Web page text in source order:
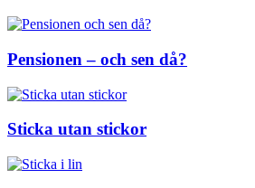
Pensionen – och sen då?
Sticka utan stickor